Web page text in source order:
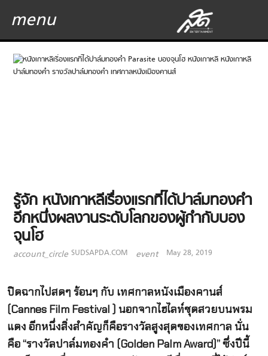
menu
รู้จัก หนังเกาหลีเรื่องแรกที่ได้ปาล์มทองคำ
อีกหนึ่งผลงานระดับโลกของผู้กำกับบอง
จุนโฮ
account_circle SUDSAPDA.COM event May 28, 2019
ปิดฉากไปสดๆ ร้อนๆ กับ เทศกาลหนังเมืองคานส์
(Cannes Film Festival ) นอกจากไฮไลท์ชุดสวยบนพรม
แดง อีกหนึ่งสิ่งสำคัญก็คือรางวัลสูงสุดของเทศกาล นั่น
คือ “รางวัลปาล์มทองคำ (Golden Palm Award)” ซึ่งปีนี้